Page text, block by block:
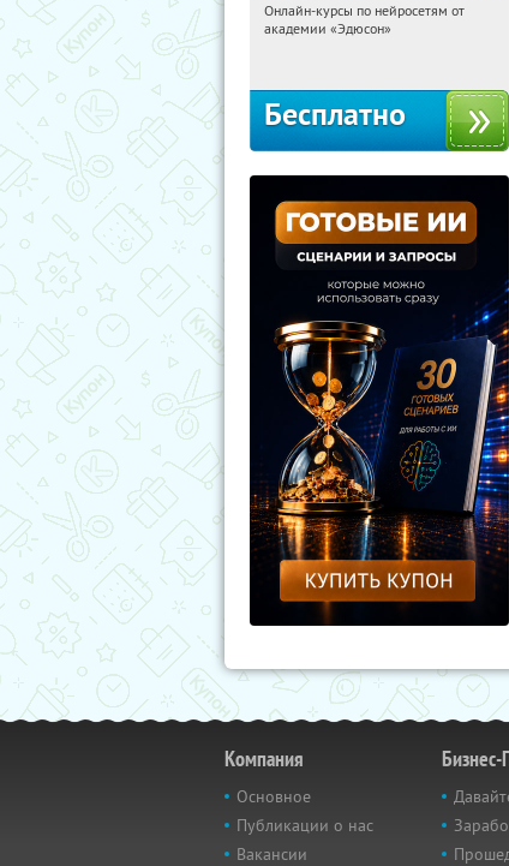
10:42:35 Получили:
Онлайн-курсы по нейросетям от
академии «Эдюсон»
Бесплатно
Компания
Основное
Публикации о нас
Вакансии